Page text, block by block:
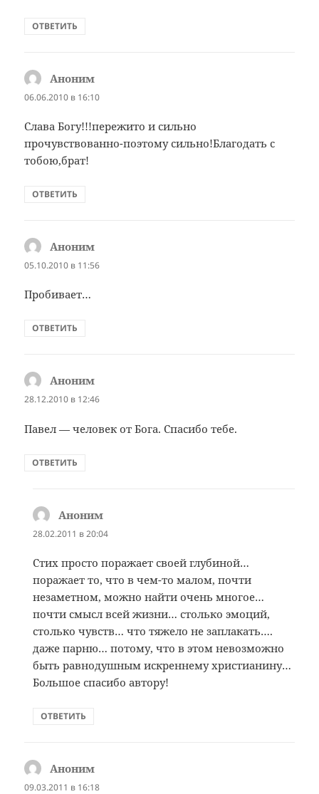
ОТВЕТИТЬ
Аноним
06.06.2010 в 16:10
Слава Богу!!!пережито и сильно
прочувствованно-поэтому сильно!Благодать с
тобою,брат!
ОТВЕТИТЬ
Аноним
05.10.2010 в 11:56
Пробивает…
ОТВЕТИТЬ
Аноним
28.12.2010 в 12:46
Павел — человек от Бога. Спасибо тебе.
ОТВЕТИТЬ
Аноним
28.02.2011 в 20:04
Стих просто поражает своей глубиной…
поражает то, что в чем-то малом, почти
незаметном, можно найти очень многое…
почти смысл всей жизни… столько эмоций,
столько чувств… что тяжело не заплакать….
даже парню… потому, что в этом невозможно
быть равнодушным искреннему христианину…
Большое спасибо автору!
ОТВЕТИТЬ
Аноним
09.03.2011 в 16:18